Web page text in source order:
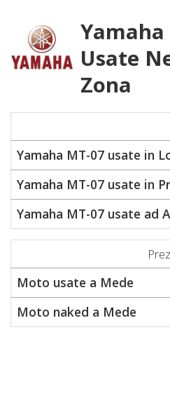
Yamaha
Usate
Zona
Yamaha MT-07 usate in
Yamaha MT-07 usate in
Yamaha MT-07 usate ad
Moto usate a Mede
Moto naked a Mede